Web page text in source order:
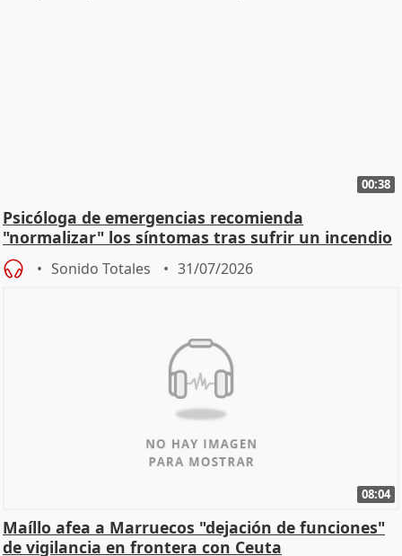
00:38
Psicóloga de emergencias recomienda
"normalizar" los síntomas tras sufrir un incendio
Sonido Totales 31/07/2026
08:04
Maíllo afea a Marruecos "dejación de funciones"
de vigilancia en frontera con Ceuta